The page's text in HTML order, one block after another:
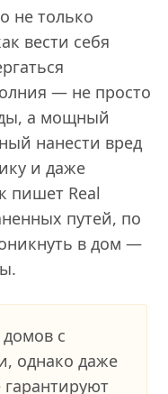
не только
вести себя
— не просто
а мощный
нанести вред
и даже
пишет Real
путей, по
в дом —
домов с
однако даже